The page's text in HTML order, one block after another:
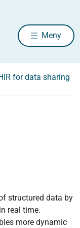
Meny
for data sharing
structured data by
real time.
more dynamic